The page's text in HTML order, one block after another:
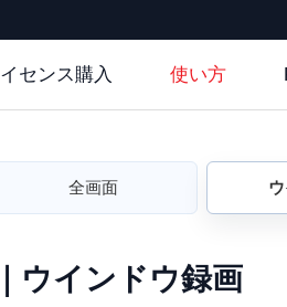
センス購入 使い方
全画面
ウインドウ録画